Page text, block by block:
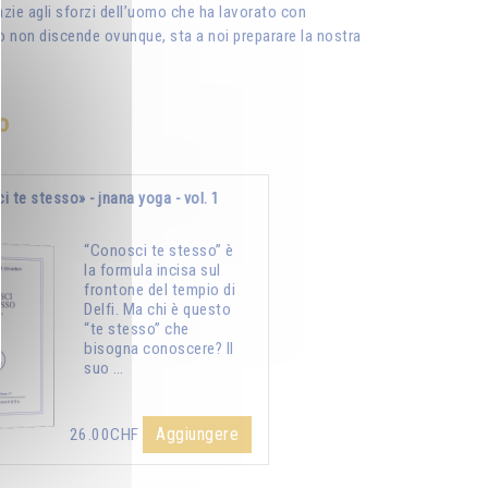
agli sforzi dell’uomo che ha lavorato con
discende ovunque, sta a noi preparare la nostra
te stesso» - jnana yoga - vol. 1
“Conosci te stesso” è
la formula incisa sul
frontone del tempio di
Delfi. Ma chi è questo
“te stesso” che
bisogna conoscere? Il
suo …
26.00CHF Aggiungere